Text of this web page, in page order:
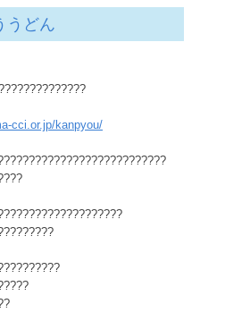
うどん
cci.or.jp/kanpyou/